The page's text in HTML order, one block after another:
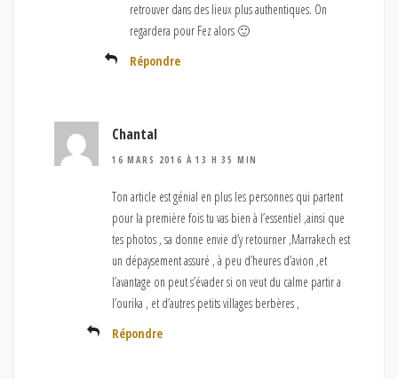
retrouver dans des lieux plus authentiques. On
regardera pour Fez alors 🙂
Répondre
Chantal
16 MARS 2016 À 13 H 35 MIN
Ton article est génial en plus les personnes qui partent
pour la première fois tu vas bien à l’essentiel ,ainsi que
tes photos , sa donne envie d’y retourner ,Marrakech est
un dépaysement assuré , à peu d’heures d’avion ,et
l’avantage on peut s’évader si on veut du calme partir a
l’ourika , et d’autres petits villages berbères ,
Répondre